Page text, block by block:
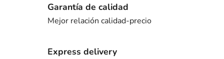
Garantía de calidad
Mejor relación calidad-precio
Express delivery